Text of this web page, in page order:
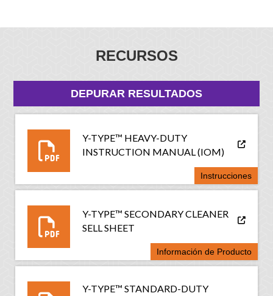
RECURSOS
DEPURAR RESULTADOS
Y-TYPE™ HEAVY-DUTY
INSTRUCTION MANUAL (IOM)
Instrucciones
Y-TYPE™ SECONDARY CLEANER
SELL SHEET
Información de Producto
Y-TYPE™ STANDARD-DUTY